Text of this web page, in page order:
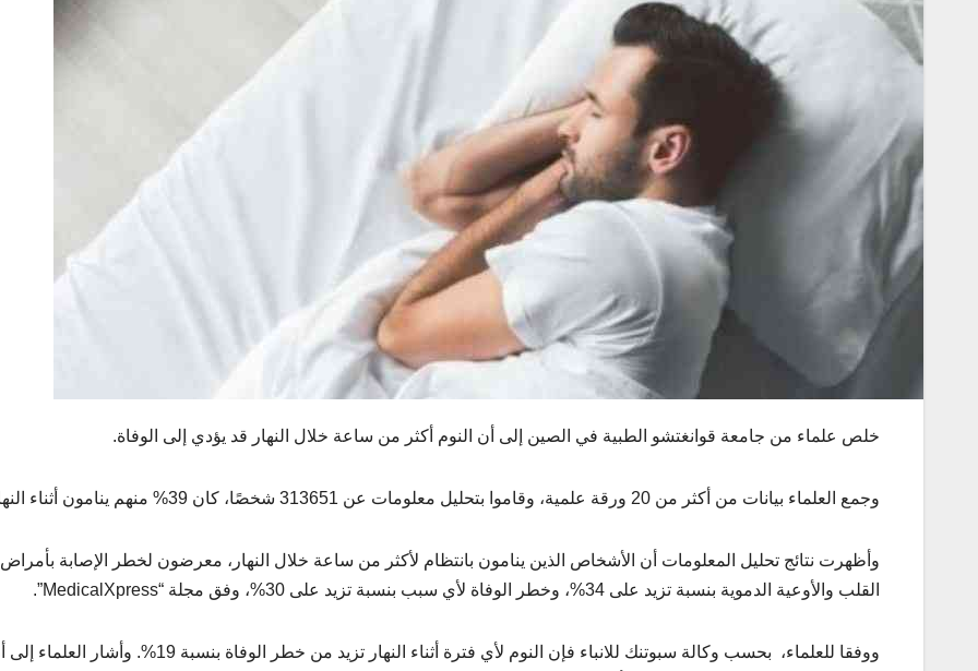
خلص علماء من جامعة قوانغتشو الطبية في الصين إلى أن النوم أكثر من ساعة خلال النهار قد يؤدي إلى الوفاة.
وجمع العلماء بيانات من أكثر من 20 ورقة علمية، وقاموا بتحليل معلومات عن 313651 شخصًا، كان 39% منهم ينامون أثناء النهار.
وأظهرت نتائج تحليل المعلومات أن الأشخاص الذين ينامون بانتظام لأكثر من ساعة خلال النهار، معرضون لخطر الإصابة بأمراض
القلب والأوعية الدموية بنسبة تزيد على 34%، وخطر الوفاة لأي سبب بنسبة تزيد على 30%، وفق مجلة “MedicalXpress”.
ووفقا للعلماء، بحسب وكالة سبوتنك للانباء فإن النوم لأي فترة أثناء النهار تزيد من خطر الوفاة بنسبة 19%. وأشار